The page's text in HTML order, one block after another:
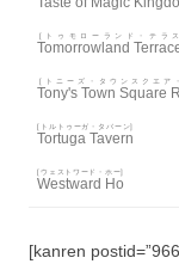
Tomorrowland
[トゥモローランド・テラ
Tony's Town Square
[トニーズ・タウンスクエア
Tortuga Tavern
[トルトゥーガ・タバーン]
Westward Ho
[ウェストワード・ホー]
[kanren